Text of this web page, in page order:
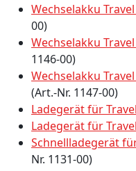
Wechselakku
00)
Wechselakku
1146-00)
Wechselakku
(Art.-Nr. 1147-00)
Ladegerät für
Ladegerät für
Schnellladegerät
Nr. 1131-00)